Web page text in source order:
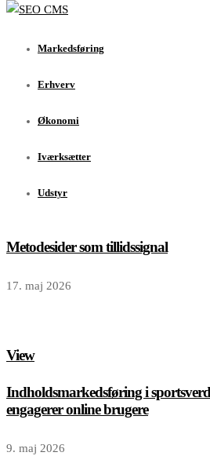
Metodesider som tillidssignal
17. maj 2026
View
Indholdsmarkedsføring i
engagerer online brugere
9. maj 2026
Markedsføring
Erhverv
Økonomi
Iværksætter
Udstyr